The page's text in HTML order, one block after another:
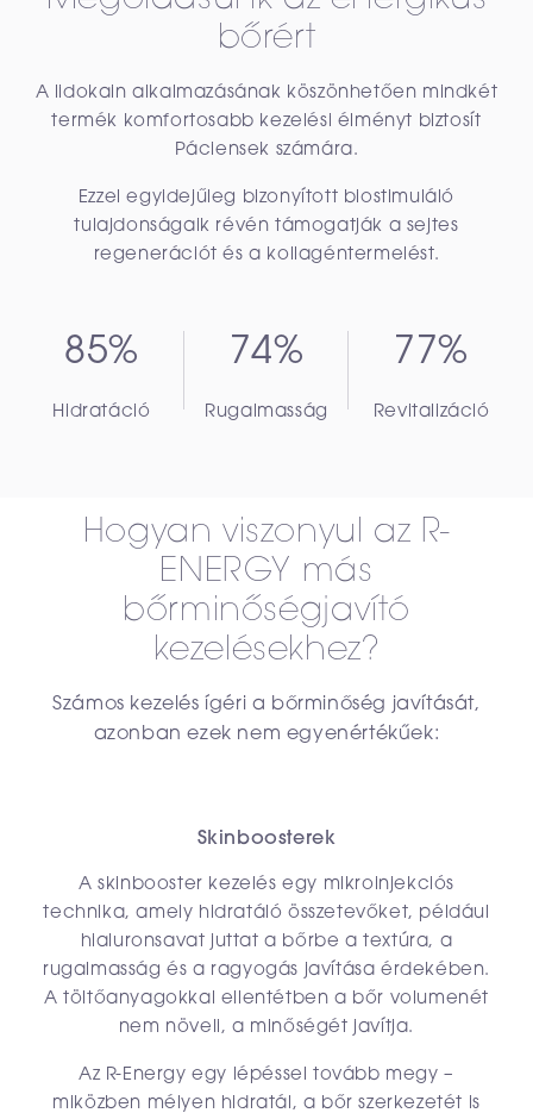
bőrért
A lidokain alkalmazásának köszönhetően mindkét
termék komfortosabb kezelési élményt biztosít
Páciensek számára.
Ezzel egyidejűleg bizonyított biostimuláló
tulajdonságaik révén támogatják a sejtes
regenerációt és a kollagéntermelést.
85%
Hidratáció
74%
Rugalmasság
77%
Revitalizáció
Hogyan viszonyul az R-
ENERGY más
bőrminőségjavító
kezelésekhez?
Számos kezelés ígéri a bőrminőség javítását,
azonban ezek nem egyenértékűek:
Skinboosterek
A skinbooster kezelés egy mikroinjekciós
technika, amely hidratáló összetevőket, például
hialuronsavat juttat a bőrbe a textúra, a
rugalmasság és a ragyogás javítása érdekében.
A töltőanyagokkal ellentétben a bőr volumenét
nem növeli, a minőségét javítja.
Az R-Energy egy lépéssel tovább megy –
miközben mélyen hidratál, a bőr szerkezetét is